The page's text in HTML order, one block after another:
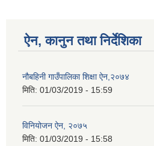
ऐन, कानुन तथा निर्देशिका
नौबहिनी गाउँपालिका शिक्षा ऐन,२०७४
मिति: 01/03/2019 - 15:59
विनियोजन ऐन, २०७५
मिति: 01/03/2019 - 15:58